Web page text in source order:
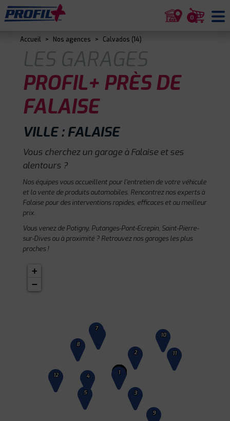
0
Accueil > Nos agences > Calvados (14)
LES GARAGES
PROFIL+ PRÈS DE
FALAISE
VILLE : FALAISE
Vous cherchez un garage à Falaise et ses
alentours ?
Nos équipes vous accueillent pour l'entretien de votre véhicule
et la vente de produits automobiles. Rencontrez nos experts à
Falaise pour des interventions rapides, efficaces et au meilleur
prix.
Vous venez de Potigny, Putanges-Pont-Ecrepin, Saint-Pierre-
sur-Dives ou à proximité ? Retrouvez nos garages les plus
proches !
1
2
3
4
5
6
7
8
9
10
11
12
+
−